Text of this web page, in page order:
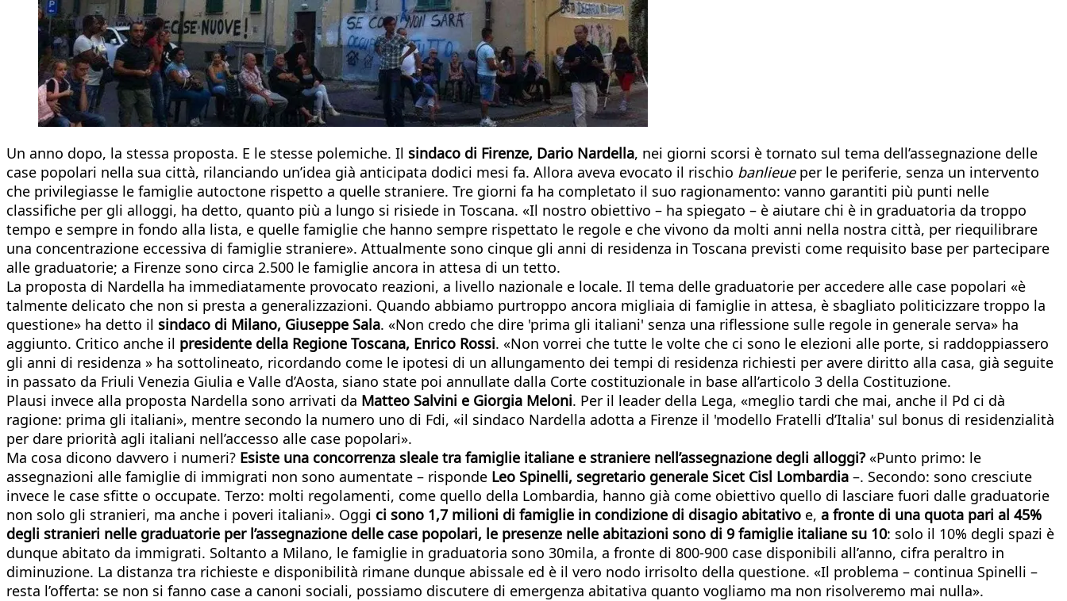
Un anno dopo, la stessa proposta. E le stesse polemiche. Il sindaco di Firenze, Dario Nardella, nei giorni scorsi è tornato sul tema dell’assegnazione delle
case popolari nella sua città, rilanciando un’idea già anticipata dodici mesi fa. Allora aveva evocato il rischio banlieueper le periferie, senza un intervento
che privilegiasse le famiglie autoctone rispetto a quelle straniere. Tre giorni fa ha completato il suo ragionamento: vanno garantiti più punti nelle
classifiche per gli alloggi, ha detto, quanto più a lungo si risiede in Toscana. «Il nostro obiettivo – ha spiegato – è aiutare chi è in graduatoria da troppo
tempo e sempre in fondo alla lista, e quelle famiglie che hanno sempre rispettato le regole e che vivono da molti anni nella nostra città, per riequilibrare
una concentrazione eccessiva di famiglie straniere». Attualmente sono cinque gli anni di residenza in Toscana previsti come requisito base per partecipare
alle graduatorie; a Firenze sono circa 2.500 le famiglie ancora in attesa di un tetto.
La proposta di Nardella ha immediatamente provocato reazioni, a livello nazionale e locale. Il tema delle graduatorie per accedere alle case popolari «è
talmente delicato che non si presta a generalizzazioni. Quando abbiamo purtroppo ancora migliaia di famiglie in attesa, è sbagliato politicizzare troppo la
questione» ha detto il sindaco di Milano, Giuseppe Sala. «Non credo che dire 'prima gli italiani' senza una riflessione sulle regole in generale serva» ha
aggiunto. Critico anche il presidente della Regione Toscana, Enrico Rossi. «Non vorrei che tutte le volte che ci sono le elezioni alle porte, si raddoppiassero
gli anni di residenza » ha sottolineato, ricordando come le ipotesi di un allungamento dei tempi di residenza richiesti per avere diritto alla casa, già seguite
in passato da Friuli Venezia Giulia e Valle d’Aosta, siano state poi annullate dalla Corte costituzionale in base all’articolo 3 della Costituzione.
Plausi invece alla proposta Nardella sono arrivati da Matteo Salvini e Giorgia Meloni. Per il leader della Lega, «meglio tardi che mai, anche il Pd ci dà
ragione: prima gli italiani», mentre secondo la numero uno di Fdi, «il sindaco Nardella adotta a Firenze il 'modello Fratelli d’Italia' sul bonus di residenzialità
per dare priorità agli italiani nell’accesso alle case popolari».
Ma cosa dicono davvero i numeri? Esiste una concorrenza sleale tra famiglie italiane e straniere nell’assegnazione degli alloggi? «Punto primo: le
assegnazioni alle famiglie di immigrati non sono aumentate – risponde Leo Spinelli, segretario generale Sicet Cisl Lombardia –. Secondo: sono cresciute
invece le case sfitte o occupate. Terzo: molti regolamenti, come quello della Lombardia, hanno già come obiettivo quello di lasciare fuori dalle graduatorie
non solo gli stranieri, ma anche i poveri italiani». Oggi ci sono 1,7 milioni di famiglie in condizione di disagio abitativo e, a fronte di una quota pari al 45%
degli stranieri nelle graduatorie per l’assegnazione delle case popolari, le presenze nelle abitazioni sono di 9 famiglie italiane su 10: solo il 10% degli spazi è
dunque abitato da immigrati. Soltanto a Milano, le famiglie in graduatoria sono 30mila, a fronte di 800-900 case disponibili all’anno, cifra peraltro in
diminuzione. La distanza tra richieste e disponibilità rimane dunque abissale ed è il vero nodo irrisolto della questione. «Il problema – continua Spinelli –
resta l’offerta: se non si fanno case a canoni sociali, possiamo discutere di emergenza abitativa quanto vogliamo ma non risolveremo mai nulla».